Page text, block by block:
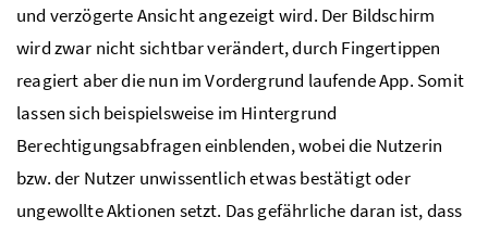
und verzögerte Ansicht angezeigt wird. Der Bildschirm
wird zwar nicht sichtbar verändert, durch Fingertippen
reagiert aber die nun im Vordergrund laufende App. Somit
lassen sich beispielsweise im Hintergrund
Berechtigungsabfragen einblenden, wobei die Nutzerin
bzw. der Nutzer unwissentlich etwas bestätigt oder
ungewollte Aktionen setzt. Das gefährliche daran ist, dass